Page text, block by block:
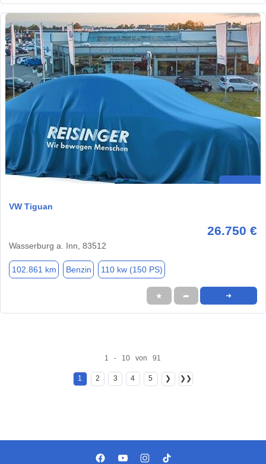
VW Tiguan
26.750 €
Wasserburg a. Inn, 83512
102.861 km Benzin 110 kw (150 PS)
★ ➦ ➜
1 - 10 von 91
1 2 3 4 5 ❯ ❯❯